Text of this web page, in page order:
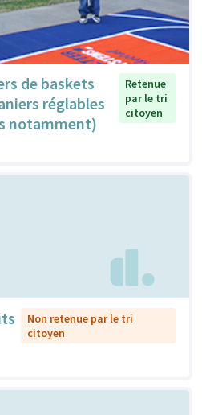
de baskets
réglables
notamment)
Retenue
par le tri
citoyen
Non retenue par le tri
citoyen